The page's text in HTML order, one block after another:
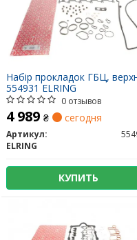
Набір прокладок ГБЦ,
554931 ELRING
0 отзывов
4 989 ₴ сегодня
Артикул:
ELRING
КУПИТЬ